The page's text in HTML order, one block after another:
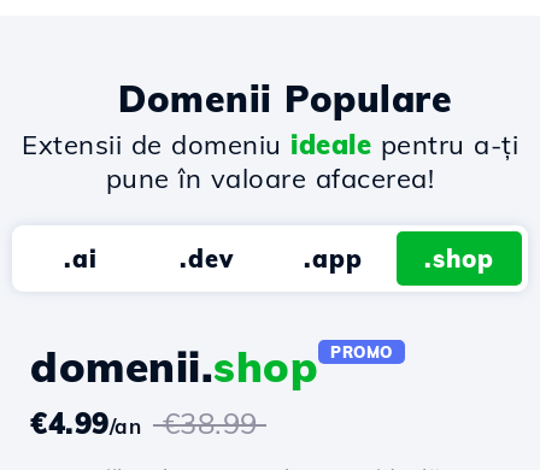
Domenii Populare
Extensii de domeniu ideale pentru a-ți
pune în valoare afacerea!
.ai .dev .app .shop
domenii.shop PROMO
€4.99/an €38.99